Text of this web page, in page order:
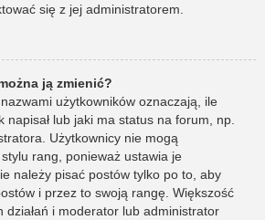
się z jej administratorem.
ją zmienić?
użytkowników oznaczają, ile
napisał lub jaki ma status na forum, np.
Użytkownicy nie mogą
rang, ponieważ ustawia je
należy pisać postów tylko po to, aby
i przez to swoją rangę. Większość
działań i moderator lub administrator